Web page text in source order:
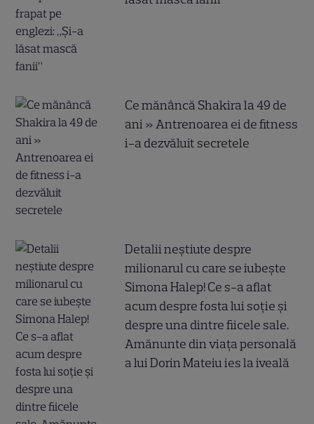
Ce mănâncă Shakira la 49 de
ani » Antrenoarea ei de fitness
i-a dezvăluit secretele
Detalii neștiute despre
milionarul cu care se iubește
Simona Halep! Ce s-a aflat
acum despre fosta lui soție și
despre una dintre fiicele sale.
Amănunte din viața personală
a lui Dorin Mateiu ies la iveală